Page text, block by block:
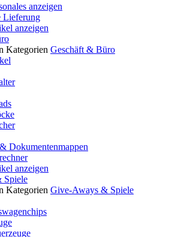
anzeigen
Lieferung
anzeigen
Kategorien Geschäft & Büro
Dokumentenmappen
anzeigen
Spiele
Kategorien Give-Aways & Spiele